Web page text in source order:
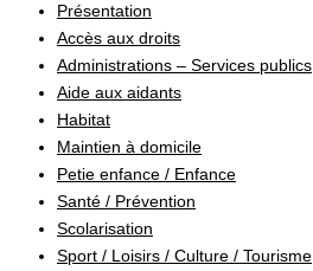
Présentation
Accès aux droits
Administrations – Services publics
Aide aux aidants
Habitat
Maintien à domicile
Petie enfance / Enfance
Santé / Prévention
Scolarisation
Sport / Loisirs / Culture / Tourisme